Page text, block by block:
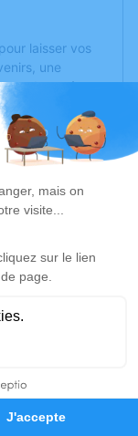
Hommages
laisser vos
une
des poèmes
dédié à
estdisponible
hommage